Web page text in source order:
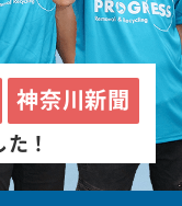
神奈川新聞
！